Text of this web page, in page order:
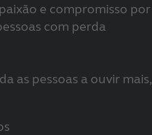
e compromisso por
com perda
as pessoas a ouvir mais,